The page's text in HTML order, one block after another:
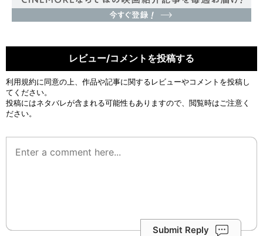
レビュー/コメントを投稿する
利用規約に同意の上、作品や記事に関するレビューやコメントを投稿し
てください。
投稿にはネタバレが含まれる可能性もありますので、閲覧時はご注意く
ださい。
Submit Reply